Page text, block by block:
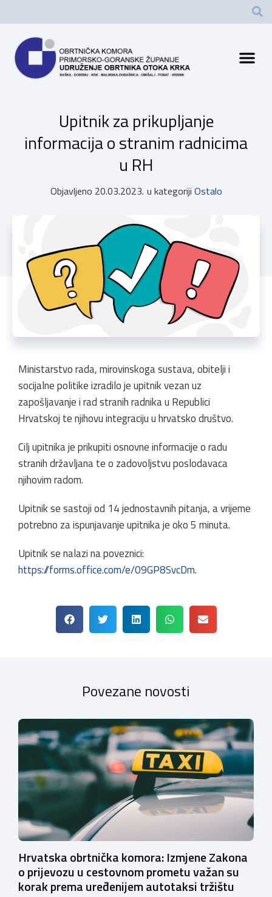
Upitnik za prikupljanje
informacija o stranim radnicima
u RH
Objavljeno 20.03.2023. u kategoriji Ostalo
Ministarstvo rada, mirovinskoga sustava, obitelji i
socijalne politike izradilo je upitnik vezan uz
zapošljavanje i rad stranih radnika u Republici
Hrvatskoj te njihovu integraciju u hrvatsko društvo.
Cilj upitnika je prikupiti osnovne informacije o radu
stranih državljana te o zadovoljstvu poslodavaca
njihovim radom.
Upitnik se sastoji od 14 jednostavnih pitanja, a vrijeme
potrebno za ispunjavanje upitnika je oko 5 minuta.
Upitnik se nalazi na poveznici:
https://forms.office.com/e/09GP8SvcDm.
Povezane novosti
Hrvatska obrtnička komora: Izmjene Zakona
o prijevozu u cestovnom prometu važan su
korak prema uređenijem autotaksi tržištu